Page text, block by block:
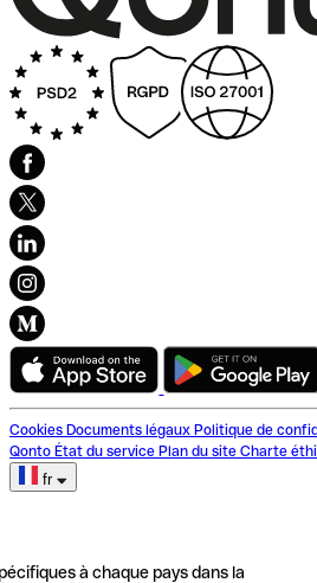
Cookies Documents légaux Politique de
Qonto État du service Plan du site Charte
fr
à chaque pays dans la